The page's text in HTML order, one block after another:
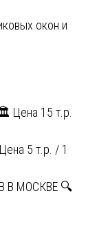
окон и
Цена 15 т.р.
5 т.р. / 1
В МОСКВЕ 🔍